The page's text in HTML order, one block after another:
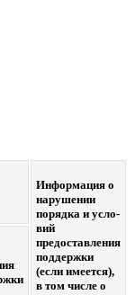
Информация о
нарушении
порядка и усло-
вий
предоставления
поддержки
(если имеется),
в том числе о